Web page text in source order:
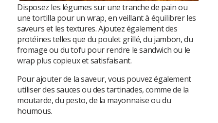
Disposez les légumes sur une tranche de pain ou
une tortilla pour un wrap, en veillant à équilibrer les
saveurs et les textures. Ajoutez également des
protéines telles que du poulet grillé, du jambon, du
fromage ou du tofu pour rendre le sandwich ou le
wrap plus copieux et satisfaisant.
Pour ajouter de la saveur, vous pouvez également
utiliser des sauces ou des tartinades, comme de la
moutarde, du pesto, de la mayonnaise ou du
houmous.